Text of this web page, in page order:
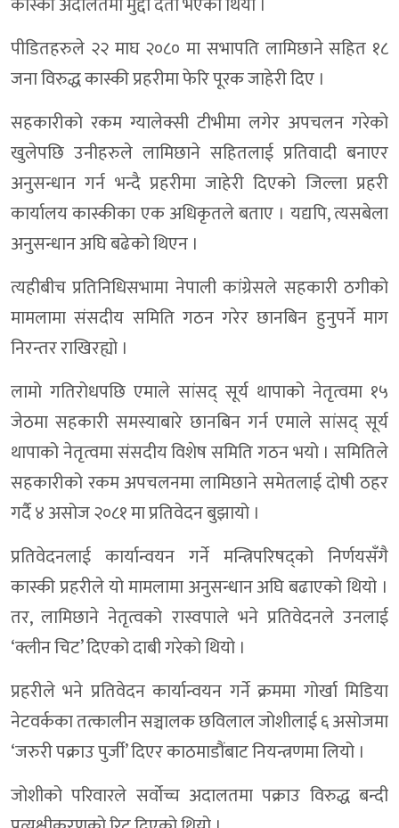
पीडितहरुले २२ माघ २०८० मा सभापति लामिछाने सहित १८
जना विरुद्ध कास्की प्रहरीमा फेरि पूरक जाहेरी दिए ।
सहकारीको रकम ग्यालेक्सी टीभीमा लगेर अपचलन गरेको
खुलेपछि उनीहरुले लामिछाने सहितलाई प्रतिवादी बनाएर
अनुसन्धान गर्न भन्दै प्रहरीमा जाहेरी दिएको जिल्ला प्रहरी
कार्यालय कास्कीका एक अधिकृतले बताए । यद्यपि, त्यसबेला
अनुसन्धान अघि बढेको थिएन ।
त्यहीबीच प्रतिनिधिसभामा नेपाली कांग्रेसले सहकारी ठगीको
मामलामा संसदीय समिति गठन गरेर छानबिन हुनुपर्ने माग
निरन्तर राखिरह्यो ।
लामो गतिरोधपछि एमाले सांसद् सूर्य थापाको नेतृत्वमा १५
जेठमा सहकारी समस्याबारे छानबिन गर्न एमाले सांसद् सूर्य
थापाको नेतृत्वमा संसदीय विशेष समिति गठन भयो । समितिले
सहकारीको रकम अपचलनमा लामिछाने समेतलाई दोषी ठहर
गर्दै ४ असोज २०८१ मा प्रतिवेदन बुझायो ।
प्रतिवेदनलाई कार्यान्वयन गर्ने मन्त्रिपरिषद्को निर्णयसँगै
कास्की प्रहरीले यो मामलामा अनुसन्धान अघि बढाएको थियो ।
तर, लामिछाने नेतृत्वको रास्वपाले भने प्रतिवेदनले उनलाई
‘क्लीन चिट’ दिएको दाबी गरेको थियो ।
प्रहरीले भने प्रतिवेदन कार्यान्वयन गर्ने क्रममा गोर्खा मिडिया
नेटवर्कका तत्कालीन सञ्चालक छविलाल जोशीलाई ६ असोजमा
‘जरुरी पक्राउ पुर्जी’ दिएर काठमाडौंबाट नियन्त्रणमा लियो ।
जोशीको परिवारले सर्वोच्च अदालतमा पक्राउ विरुद्ध बन्दी